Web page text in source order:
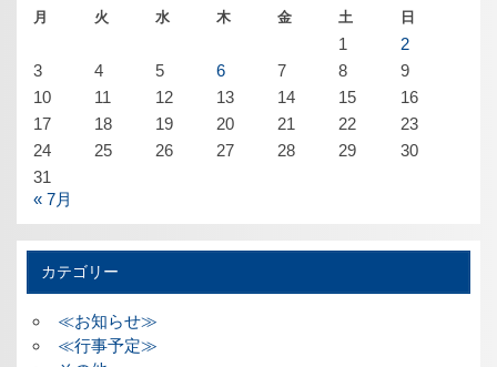
月 火 水 木 金 土 日
1
2
3
4 5 6 7 8
9
10
11 12 13 14 15
16
17
18 19 20 21 22
23
24
25 26 27 28 29
30
31
« 7月
カテゴリー
≪お知らせ≫
≪行事予定≫